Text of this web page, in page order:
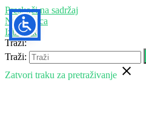
Preskoči na sadržaj
Naslovnica
Izbornik
Traži:
Traži:
Zatvori traku za pretraživanje